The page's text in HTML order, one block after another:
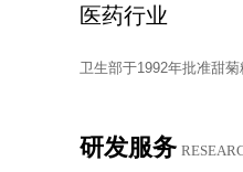
医药行业
卫生部于1992年批准甜
研发服务